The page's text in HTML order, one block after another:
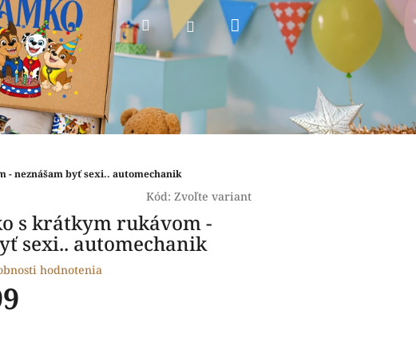
HľadaťPrihlásenieNákupný
neznášam byť sexi.. automechanik
Kód: Zvoľte variant
s krátkym rukávom -
sexi.. automechanik
hodnotenia